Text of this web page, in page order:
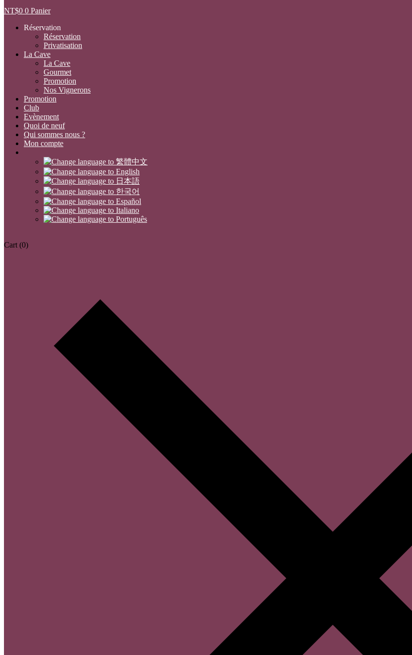
NT$0 0 Panier
Réservation
Réservation
Privatisation
La Cave
La Cave
Gourmet
Promotion
Nos Vignerons
Promotion
Club
Evènement
Quoi de neuf
Qui sommes nous ?
Mon compte
Cart (0)